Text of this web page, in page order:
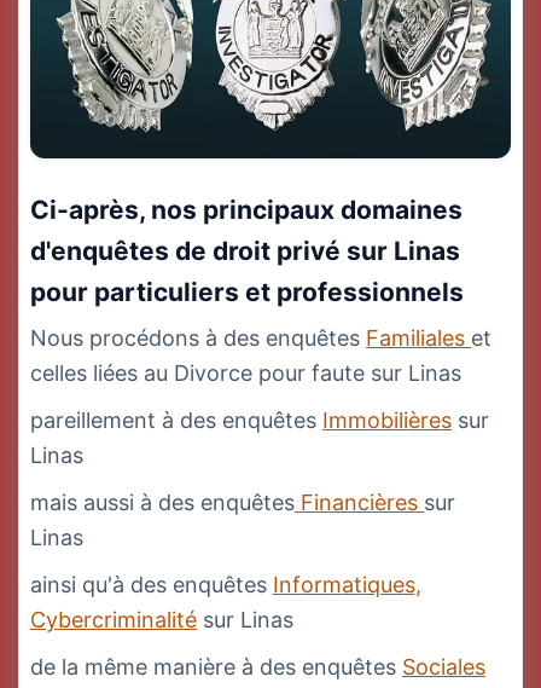
Ci-après, nos principaux domaines
d'enquêtes de droit privé sur Linas
pour particuliers et professionnels
Nous procédons à des enquêtes Familiales et
celles liées au Divorce pour faute sur Linas
pareillement à des enquêtes Immobilières sur
Linas
mais aussi à des enquêtes Financières sur
Linas
ainsi qu'à des enquêtes Informatiques,
Cybercriminalité sur Linas
de la même manière à des enquêtes Sociales